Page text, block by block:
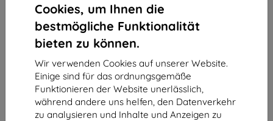
Cookies, um Ihnen die
bestmögliche Funktionalität
bieten zu können.
Wir verwenden Cookies auf unserer Website.
Einige sind für das ordnungsgemäße
Funktionieren der Website unerlässlich,
während andere uns helfen, den Datenverkehr
zu analysieren und Inhalte und Anzeigen zu
Shield-Sk s.r.o.
Ulica Rudolfa Mocka 3750/2A
841 04 Bratislava
Unternehmens-ID:46701494
USt-IdNr.:SK2023549671